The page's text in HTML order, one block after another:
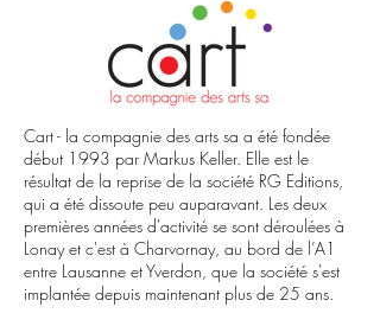
Cart - la compagnie des arts sa a été fondée
début 1993 par Markus Keller. Elle est le
résultat de la reprise de la société RG Editions,
qui a été dissoute peu auparavant. Les deux
premières années d'activité se sont déroulées à
Lonay et c'est à Charvornay, au bord de l’A1
entre Lausanne et Yverdon, que la société s'est
implantée depuis maintenant plus de 25 ans.